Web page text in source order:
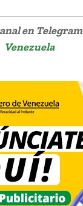
en Telegram
Venezuela